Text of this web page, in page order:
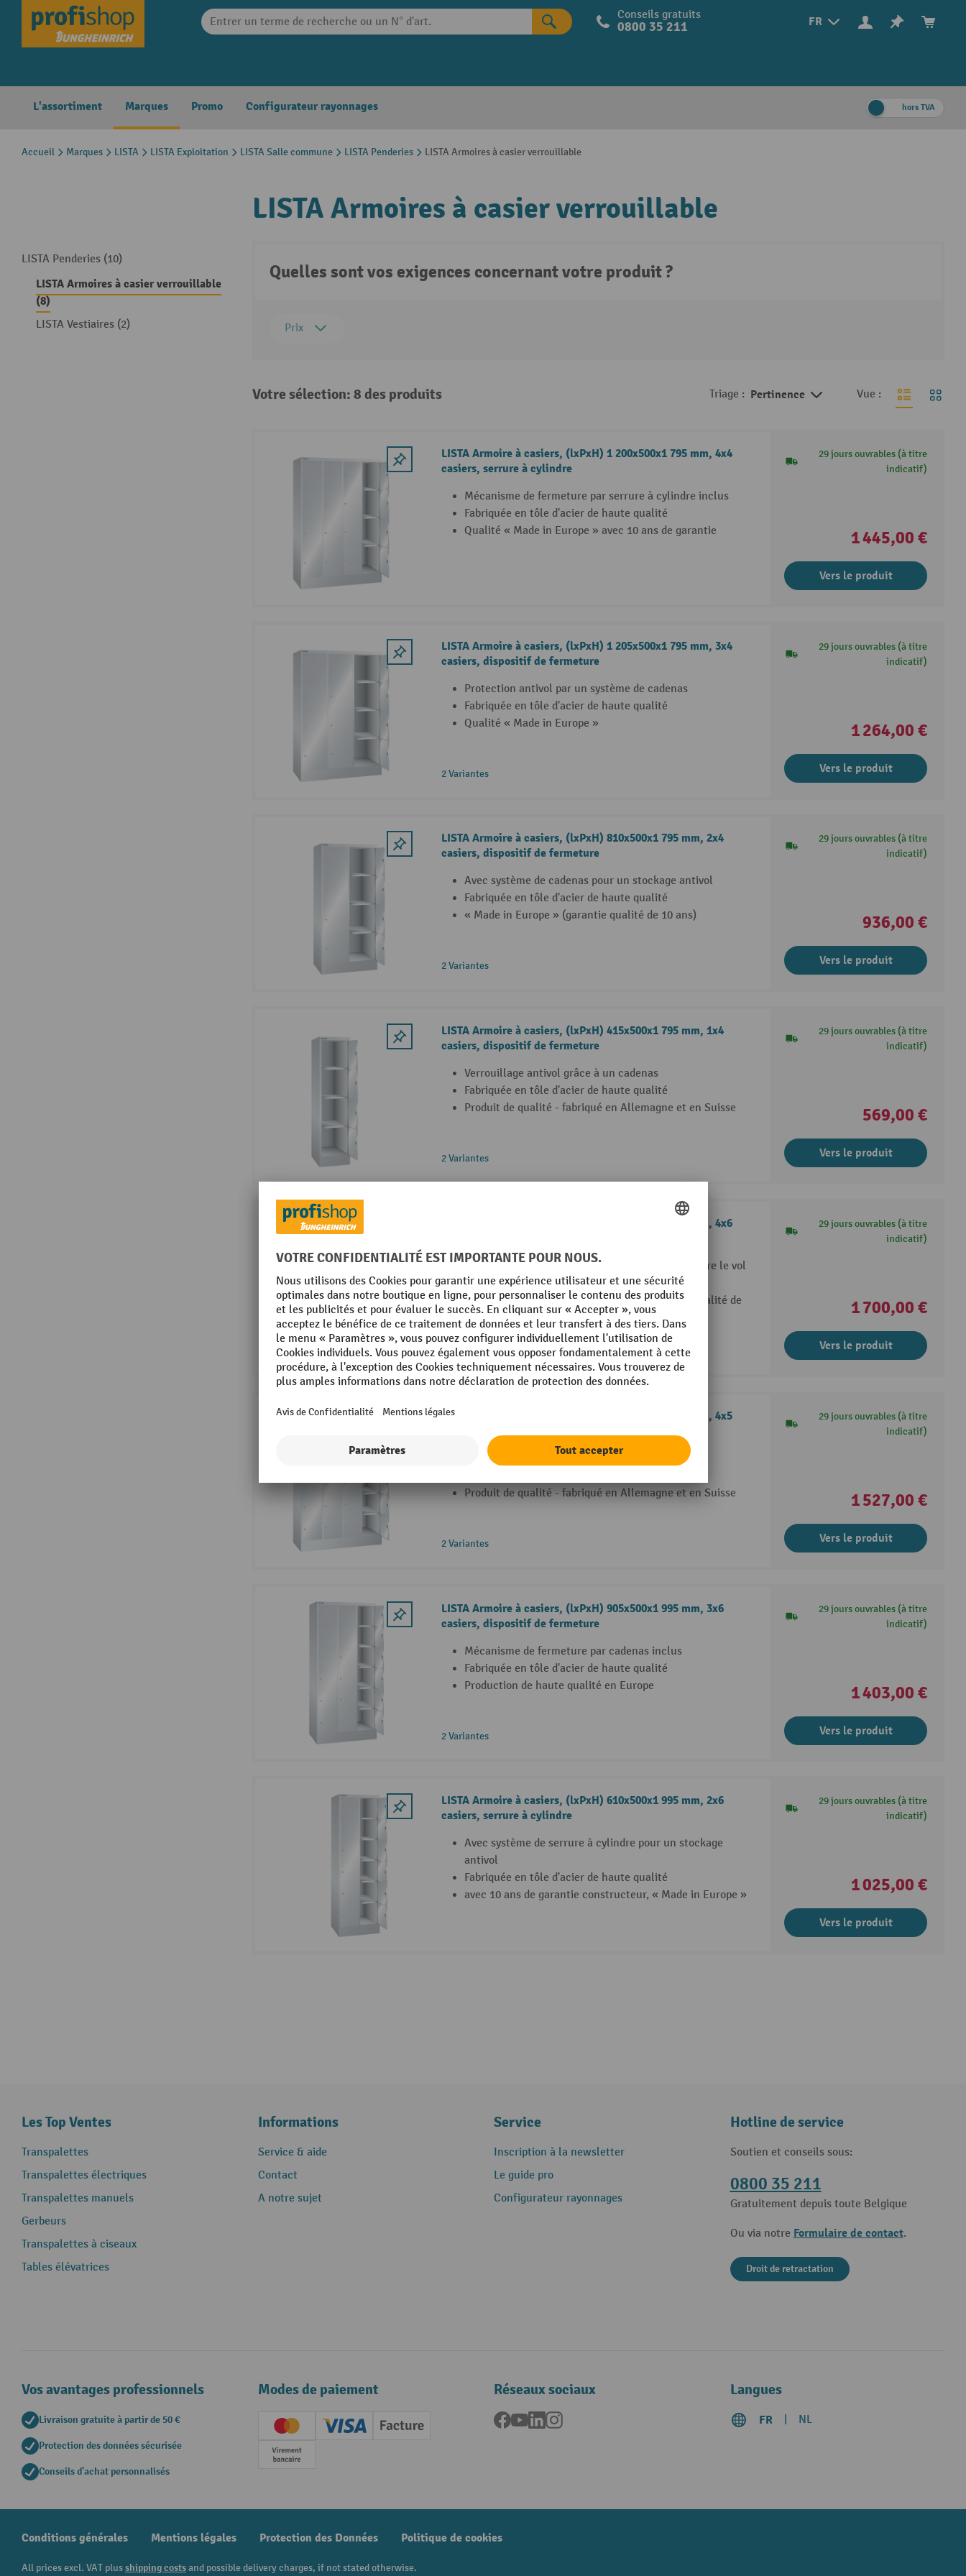
Skip to main navigation FR
Conseils gratuits
0800 35 211
L'assortiment Marques Promo Configurateur rayonnages hors TVA
Accueil Marques LISTA LISTA Exploitation LISTA Salle commune LISTA Penderies LISTA Armoires à casier verrouillable
LISTA Penderies (10)
LISTA Armoires à casier verrouillable
(8)
LISTA Vestiaires (2)
LISTA Armoires à casier verrouillable
Quelles sont vos exigences concernant votre produit ?
Prix
Votre sélection: 8 des produits Triage : Pertinence Vue :
LISTA Armoire à casiers, (lxPxH) 1 200x500x1 795 mm, 4x4
casiers, serrure à cylindre
Mécanisme de fermeture par serrure à cylindre inclus
Fabriquée en tôle d'acier de haute qualité
Qualité « Made in Europe » avec 10 ans de garantie
29 jours ouvrables (à titre
indicatif)
1 445,00 €
Vers le produit
LISTA Armoire à casiers, (lxPxH) 1 205x500x1 795 mm, 3x4
casiers, dispositif de fermeture
Protection antivol par un système de cadenas
Fabriquée en tôle d'acier de haute qualité
Qualité « Made in Europe »
2 Variantes
29 jours ouvrables (à titre
indicatif)
1 264,00 €
Vers le produit
LISTA Armoire à casiers, (lxPxH) 810x500x1 795 mm, 2x4
casiers, dispositif de fermeture
Avec système de cadenas pour un stockage antivol
Fabriquée en tôle d'acier de haute qualité
« Made in Europe » (garantie qualité de 10 ans)
2 Variantes
29 jours ouvrables (à titre
indicatif)
936,00 €
Vers le produit
LISTA Armoire à casiers, (lxPxH) 415x500x1 795 mm, 1x4
casiers, dispositif de fermeture
Verrouillage antivol grâce à un cadenas
Fabriquée en tôle d'acier de haute qualité
Produit de qualité - fabriqué en Allemagne et en Suisse
2 Variantes
29 jours ouvrables (à titre
indicatif)
569,00 €
Vers le produit
LISTA Armoire à casiers, (lxPxH) 1 200x500x1 995 mm, 4x6
Avec système de cadenas comme protection contre le vol
Fabriquée en tôle d'acier de haute qualité
Fabriquée en Allemagne & en Suisse (garantie qualité de
10 ans)
2 Variantes
29 jours ouvrables (à titre
indicatif)
1 700,00 €
Vers le produit
LISTA Armoire à casiers, (lxPxH) 1 200x500x1 695 mm, 4x5
Contrôle d'accès par serrure à cylindre inclus
Produit de qualité - fabriqué en Allemagne et en Suisse
2 Variantes
29 jours ouvrables (à titre
indicatif)
1 527,00 €
Vers le produit
LISTA Armoire à casiers, (lxPxH) 905x500x1 995 mm, 3x6
casiers, dispositif de fermeture
Mécanisme de fermeture par cadenas inclus
Fabriquée en tôle d'acier de haute qualité
Production de haute qualité en Europe
2 Variantes
29 jours ouvrables (à titre
indicatif)
1 403,00 €
Vers le produit
LISTA Armoire à casiers, (lxPxH) 610x500x1 995 mm, 2x6
casiers, serrure à cylindre
Avec système de serrure à cylindre pour un stockage
antivol
Fabriquée en tôle d'acier de haute qualité
avec 10 ans de garantie constructeur, « Made in Europe »
29 jours ouvrables (à titre
indicatif)
1 025,00 €
Vers le produit
Les Top Ventes
Transpalettes
Transpalettes électriques
Transpalettes manuels
Gerbeurs
Transpalettes à ciseaux
Tables élévatrices
Informations
Service & aide
Contact
A notre sujet
Service
Inscription à la newsletter
Le guide pro
Configurateur rayonnages
Hotline de service
Soutien et conseils sous:
0800 35 211
Gratuitement depuis toute Belgique
Ou via notre Formulaire de contact.
Droit de retractation
Vos avantages professionnels
Livraison gratuite à partir de 50 €
Protection des données sécurisée
Conseils d'achat personnalisés
Modes de paiement
Creditcard (Master)Creditcard (Visa)
Facture
Paiement anticipé
Réseaux sociaux
Facebook
YouTubeLinkedInInstagram
Langues
FR NL
Conditions générales Mentions légales Protection des Données Politique de cookies
All prices excl. VAT plusshipping costsand possible delivery charges, if not stated otherwise.